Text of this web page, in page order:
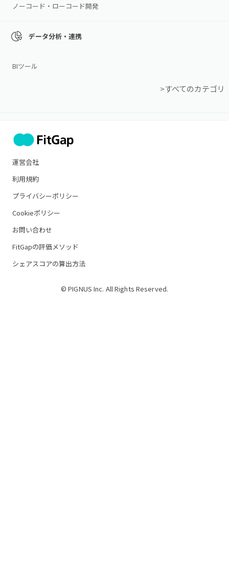
ノーコード・ローコード開発
データ分析・連携
BIツール
>すべてのカテゴリ
運営会社
利用規約
プライバシーポリシー
Cookieポリシー
お問い合わせ
FitGapの評価メソッド
シェアスコアの算出方法
© PIGNUS Inc. All Rights Reserved.